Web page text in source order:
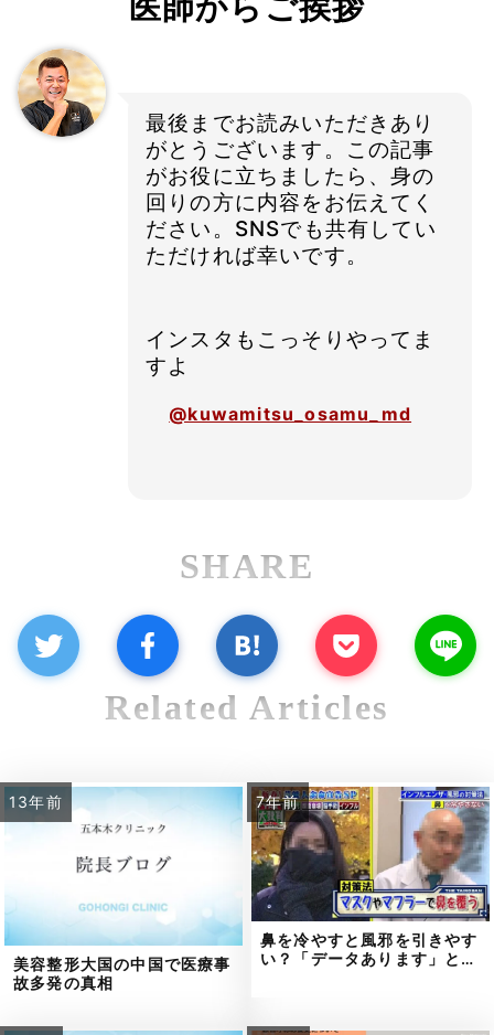
最後までお読みいただきあり
がとうございます。この記事
がお役に立ちましたら、身の
回りの方に内容をお伝えてく
ださい。SNSでも共有してい
ただければ幸いです。
インスタもこっそりやってま
すよ
@kuwamitsu_osamu_md
SHARE
Related Articles
13年前
美容整形大国の中国で医療事
故多発の真相
7年前
鼻を冷やすと風邪を引きやす
い？「データあります」と…